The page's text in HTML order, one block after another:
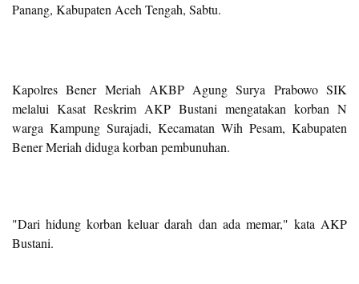
Panang, Kabupaten Aceh Tengah, Sabtu.
Kapolres Bener Meriah AKBP Agung Surya Prabowo SIK
melalui Kasat Reskrim AKP Bustani mengatakan korban N
warga Kampung Surajadi, Kecamatan Wih Pesam, Kabupaten
Bener Meriah diduga korban pembunuhan.
"Dari hidung korban keluar darah dan ada memar," kata AKP
Bustani.